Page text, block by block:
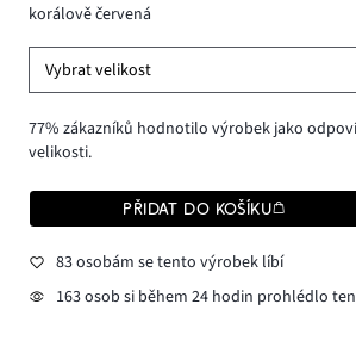
korálově červená
Vybrat velikost
77% zákazníků hodnotilo výrobek jako
velikosti.
PŘIDAT DO KOŠÍKU
83 osobám se tento výrobek líbí
163 osob si během 24 hodin prohlédlo